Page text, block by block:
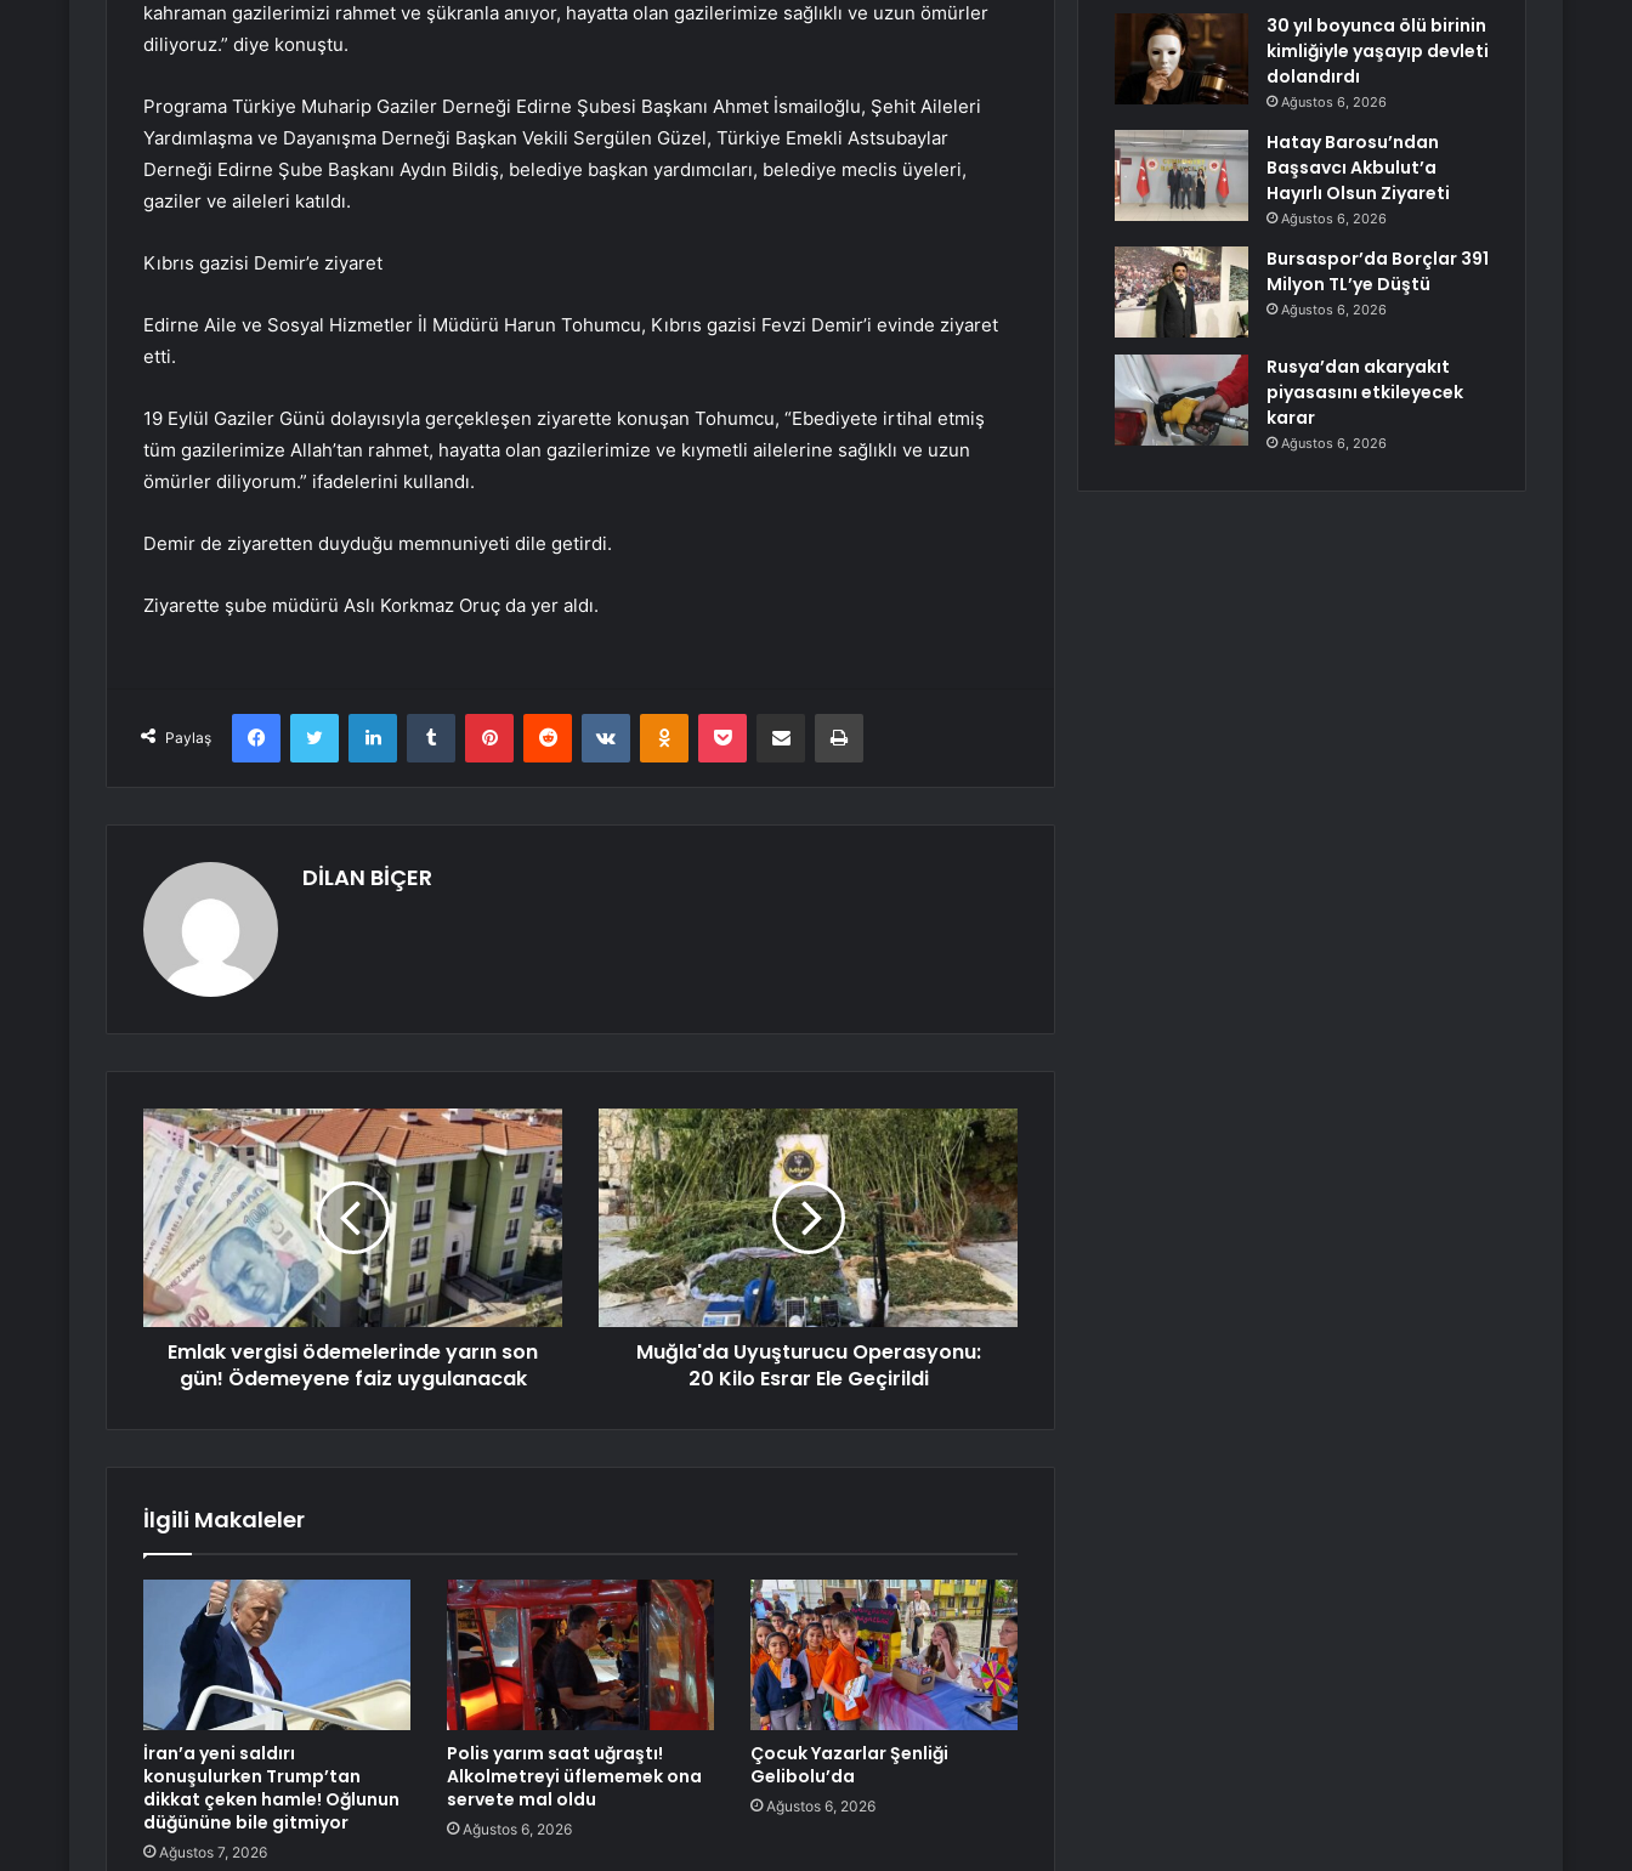
kahraman gazilerimizi rahmet ve şükranla anıyor, hayatta olan gazilerimize sağlıklı ve uzun ömürler
diliyoruz.” diye konuştu.
Programa Türkiye Muharip Gaziler Derneği Edirne Şubesi Başkanı Ahmet İsmailoğlu, Şehit Aileleri
Yardımlaşma ve Dayanışma Derneği Başkan Vekili Sergülen Güzel, Türkiye Emekli Astsubaylar
Derneği Edirne Şube Başkanı Aydın Bildiş, belediye başkan yardımcıları, belediye meclis üyeleri,
gaziler ve aileleri katıldı.
Kıbrıs gazisi Demir’e ziyaret
Edirne Aile ve Sosyal Hizmetler İl Müdürü Harun Tohumcu, Kıbrıs gazisi Fevzi Demir’i evinde ziyaret
etti.
19 Eylül Gaziler Günü dolayısıyla gerçekleşen ziyarette konuşan Tohumcu, “Ebediyete irtihal etmiş
tüm gazilerimize Allah’tan rahmet, hayatta olan gazilerimize ve kıymetli ailelerine sağlıklı ve uzun
ömürler diliyorum.” ifadelerini kullandı.
Demir de ziyaretten duyduğu memnuniyeti dile getirdi.
Ziyarette şube müdürü Aslı Korkmaz Oruç da yer aldı.
Paylaş
FacebookTwitter LinkedInTumblr PinterestReddit VKontakteOdnoklassniki
Pocket E-Posta ile paylaş Yazdır
DİLAN BİÇER
Emlak vergisi ödemelerinde yarın son
gün! Ödemeyene faiz uygulanacak
Muğla'da Uyuşturucu Operasyonu:
20 Kilo Esrar Ele Geçirildi
İlgili Makaleler
İran’a yeni saldırı
konuşulurken Trump’tan
dikkat çeken hamle! Oğlunun
düğününe bile gitmiyor
Ağustos 7, 2026
Polis yarım saat uğraştı!
Alkolmetreyi üflememek ona
servete mal oldu
Ağustos 6, 2026
Çocuk Yazarlar Şenliği
Gelibolu’da
Ağustos 6, 2026
30 yıl boyunca ölü birinin
kimliğiyle yaşayıp devleti
dolandırdı
Ağustos 6, 2026
Hatay Barosu’ndan
Başsavcı Akbulut’a
Hayırlı Olsun Ziyareti
Ağustos 6, 2026
Bursaspor’da Borçlar 391
Milyon TL’ye Düştü
Ağustos 6, 2026
Rusya’dan akaryakıt
piyasasını etkileyecek
karar
Ağustos 6, 2026